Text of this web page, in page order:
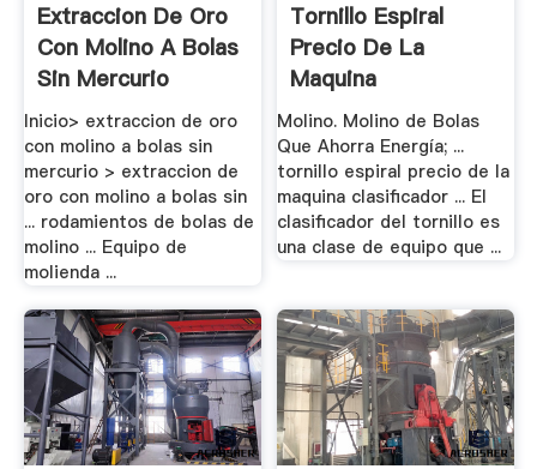
Extraccion De Oro
Con Molino A Bolas
Sin Mercurio
Inicio> extraccion de oro
con molino a bolas sin
mercurio > extraccion de
oro con molino a bolas sin
... rodamientos de bolas de
molino ... Equipo de
molienda ...
Tornillo Espiral
Precio De La
Maquina
Clasificador
Molino. Molino de Bolas
Que Ahorra Energía; ...
tornillo espiral precio de la
maquina clasificador ... El
clasificador del tornillo es
una clase de equipo que ...